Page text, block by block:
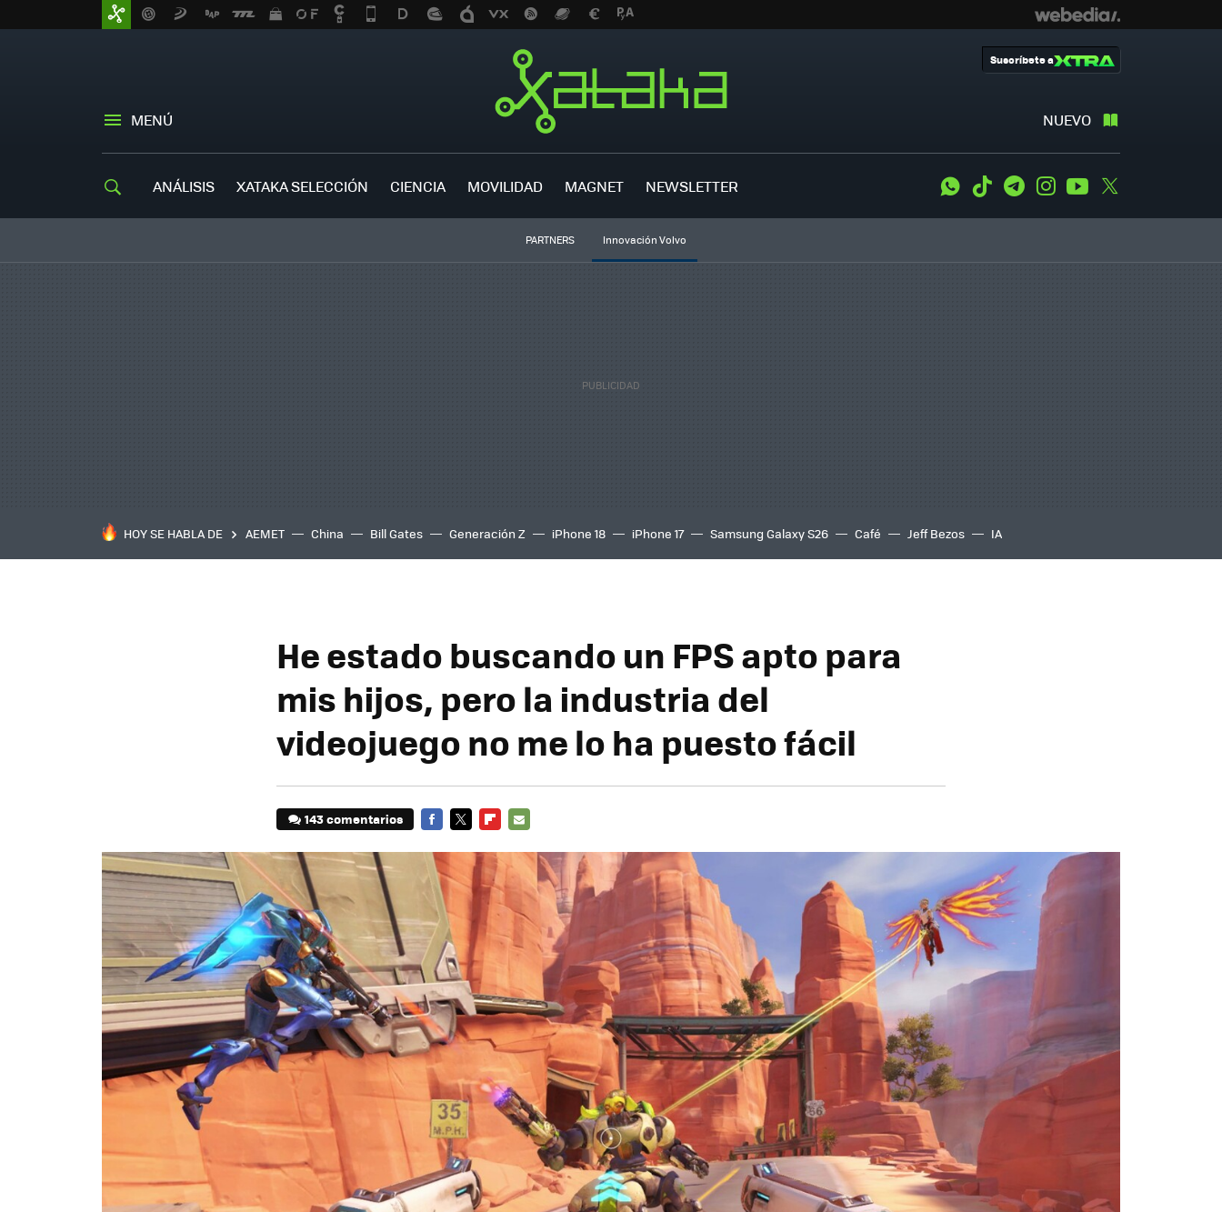
MENÚ NUEVO
Suscríbete a
ANÁLISIS XATAKA SELECCIÓN CIENCIA MOVILIDAD MAGNET NEWSLETTER WhatsApp
Tiktok TelegramInstagramYoutube
PARTNERS Innovación Volvo
HOY SE HABLA DE AEMET China Bill Gates Generación Z iPhone 18 iPhone 17 Samsung Galaxy S26 Café Jeff Bezos IA
He estado buscando un FPS apto para
mis hijos, pero la industria del
videojuego no me lo ha puesto fácil
143 comentarios
MAIL